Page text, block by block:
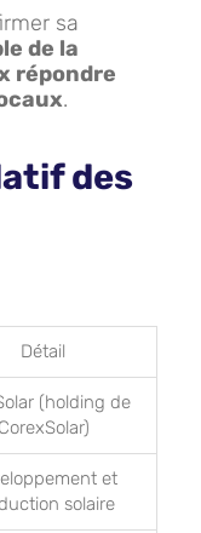
sa
de la
répondre
.
des
Détail
(holding de
CorexSolar)
et
solaire